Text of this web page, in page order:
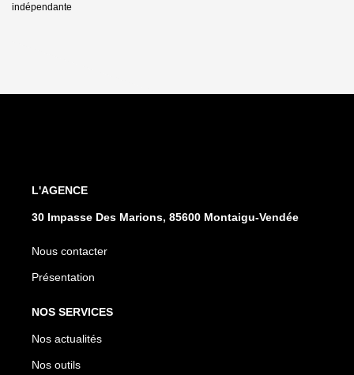
indépendante
L'AGENCE
30 Impasse Des Marions, 85600 Montaigu-Vendée
Nous contacter
Présentation
NOS SERVICES
Nos actualités
Nos outils